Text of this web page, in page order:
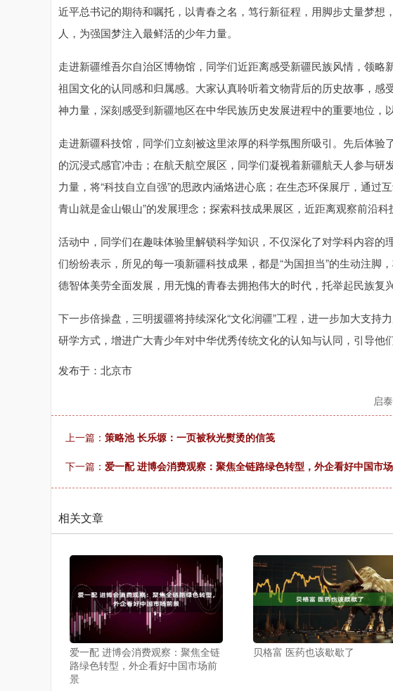
近平总书记的期待和嘱托，以青春之名，笃行新征程，用脚步丈量梦想
人，为强国梦注入最鲜活的少年力量。
走进新疆维吾尔自治区博物馆，同学们近距离感受新疆民族风情，领
祖国文化的认同感和归属感。大家认真聆听着文物背后的历史故事，
神力量，深刻感受到新疆地区在中华民族历史发展进程中的重要地位，
走进新疆科技馆，同学们立刻被这里浓厚的科学氛围所吸引。先后体
的沉浸式感官冲击；在航天航空展区，同学们凝视着新疆航天人参与研
力量，将“科技自立自强”的思政内涵烙进心底；在生态环保展厅，通过
青山就是金山银山”的发展理念；探索科技成果展区，近距离观察前沿科
活动中，同学们在趣味体验里解锁科学知识，不仅深化了对学科内容的
们纷纷表示，所见的每一项新疆科技成果，都是“为国担当”的生动注脚
德智体美劳全面发展，用无愧的青春去拥抱伟大的时代，托举起民族复
下一步倍操盘，三明援疆将持续深化“文化润疆”工程，进一步加大支持
研学方式，增进广大青少年对中华优秀传统文化的认知与认同，引导他
发布于：北京市
启
上一篇： 策略池 长乐塬：一页被秋光熨烫的信笺
下一篇： 爱一配 进博会消费观察：聚焦全链路绿色转型，外企看好中国市
相关文章
爱一配 进博会消费观察：聚焦全链
路绿色转型，外企看好中国市场前
景
贝格富 医药也该歇歇了